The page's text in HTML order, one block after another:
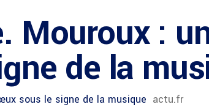
Mouroux :
de la
sous le signe de la musique actu.fr